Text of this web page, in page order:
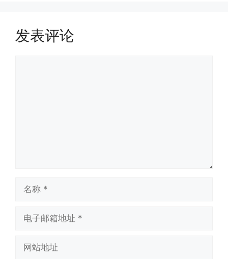
发表评论